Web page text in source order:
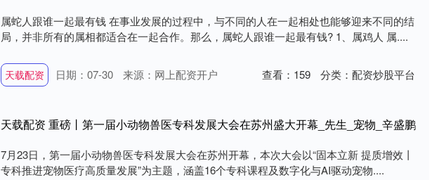
属蛇人跟谁一起最有钱 在事业发展的过程中，与不同的人在一起相处也能够迎来不同的结
局，并非所有的属相都适合在一起合作。那么，属蛇人跟谁一起最有钱? 1、属鸡人 属....
天载配资 日期：07-30 来源：网上配资开户 查看： 159 分类： 配资炒股平台
天载配资 重磅丨第一届小动物兽医专科发展大会在苏州盛大开幕_先生_宠物_辛盛鹏
7月23日，第一届小动物兽医专科发展大会在苏州开幕，本次大会以“固本立新 提质增效丨
专科推进宠物医疗高质量发展”为主题，涵盖16个专科课程及数字化与AI驱动宠物....